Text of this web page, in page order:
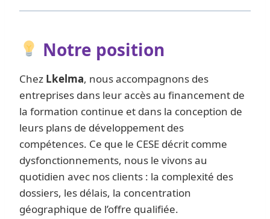
Notre position
Chez Lkelma, nous accompagnons des
entreprises dans leur accès au financement de
la formation continue et dans la conception de
leurs plans de développement des
compétences. Ce que le CESE décrit comme
dysfonctionnements, nous le vivons au
quotidien avec nos clients : la complexité des
dossiers, les délais, la concentration
géographique de l’offre qualifiée.